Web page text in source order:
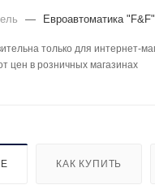
— Евроавтоматика "F&F"
только для интернет-
цен в розничных магазинах
КАК КУПИТЬ